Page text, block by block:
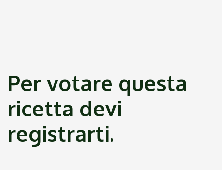
Per votare questa
ricetta devi
registrarti.